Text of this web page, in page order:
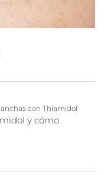
con Thiamidol
y cómo